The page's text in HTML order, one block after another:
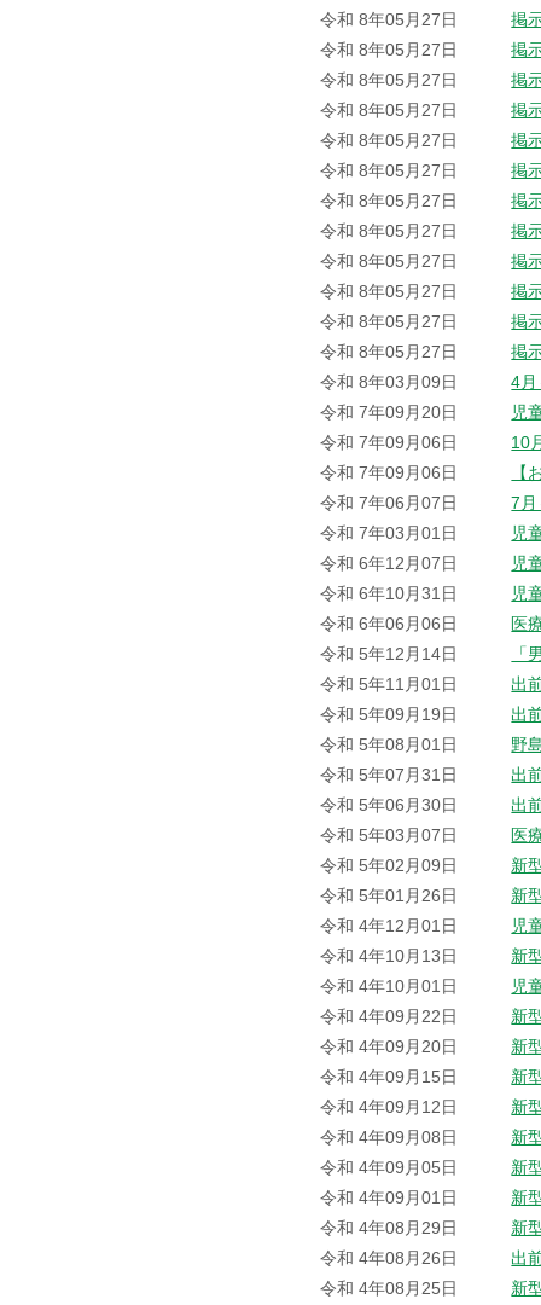
令和 8年05月27日
掲
令和 8年05月27日
掲
令和 8年05月27日
掲
令和 8年05月27日
掲
令和 8年05月27日
掲
令和 8年05月27日
掲
令和 8年05月27日
掲
令和 8年05月27日
掲
令和 8年05月27日
掲
令和 8年05月27日
掲
令和 8年05月27日
掲
令和 8年05月27日
掲
令和 8年03月09日
4月
令和 7年09月20日
児
令和 7年09月06日
10
令和 7年09月06日
【
令和 7年06月07日
7月
令和 7年03月01日
児
令和 6年12月07日
児
令和 6年10月31日
児
令和 6年06月06日
医
令和 5年12月14日
「
令和 5年11月01日
出
令和 5年09月19日
出
令和 5年08月01日
野
令和 5年07月31日
出
令和 5年06月30日
出
令和 5年03月07日
医
令和 5年02月09日
新
令和 5年01月26日
新
令和 4年12月01日
児
令和 4年10月13日
新
令和 4年10月01日
児
令和 4年09月22日
新
令和 4年09月20日
新
令和 4年09月15日
新
令和 4年09月12日
新
令和 4年09月08日
新
令和 4年09月05日
新
令和 4年09月01日
新
令和 4年08月29日
新
令和 4年08月26日
出
令和 4年08月25日
新